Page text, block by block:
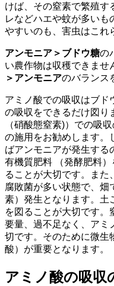
けば、その窒素で繁殖す
レなどハエや蚊が多いも
やすいのも、害虫はこれ
アンモニア＞ブドウ糖の
い農作物は収穫できませ
＞アンモニアのバランス
アミノ酸での吸収はブド
の吸収をできるだけ図り
（硝酸態窒素)）での吸
の施用をお勧めします。
ばアンモニアが発生する
有機質肥料 （発酵肥料
ることが大切です。また
腐敗菌が多い状態で、畑
素）発生となります。土
を図ることが大切です。
要量、過不足なく、アミ
切です。そのために微生
酸）が重要となります。
アミノ酸の吸収